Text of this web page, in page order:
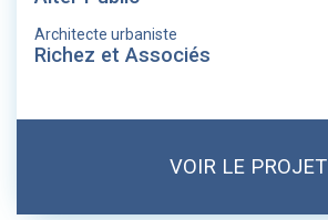
Architecte urbaniste
Richez et Associés
VOIR LE PROJET